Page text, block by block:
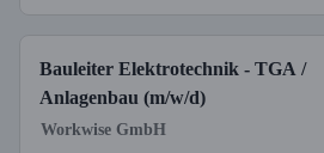
Bauleiter Elektrotechnik - TGA /
Anlagenbau (m/w/d)
Workwise GmbH